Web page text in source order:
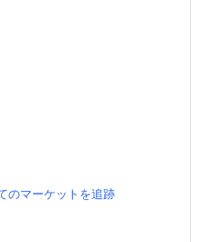
のマーケットを追跡